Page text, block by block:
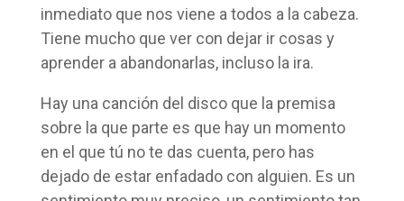
inmediato que nos viene a todos a la cabeza.
Tiene mucho que ver con dejar ir cosas y
aprender a abandonarlas, incluso la ira.
Hay una canción del disco que la premisa
sobre la que parte es que hay un momento
en el que tú no te das cuenta, pero has
dejado de estar enfadado con alguien. Es un